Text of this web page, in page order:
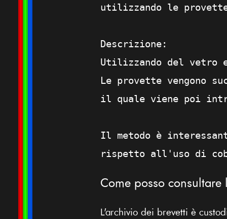
utilizzando le
Descrizione:
Utilizzando del vetro
Le provette vengono
il quale viene poi
Il metodo è
rispetto all'uso di
Come posso
L'archivio dei brevetti è